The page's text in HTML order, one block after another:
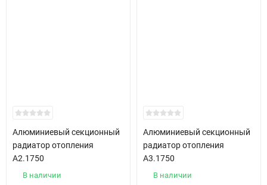
Алюминиевый секционный
радиатор отопления
A2.1750
В наличии
Алюминиевый секционный
радиатор отопления
A3.1750
В наличии